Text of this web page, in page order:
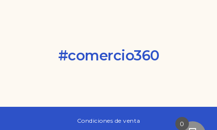
#comercio360
Condiciones de venta
0